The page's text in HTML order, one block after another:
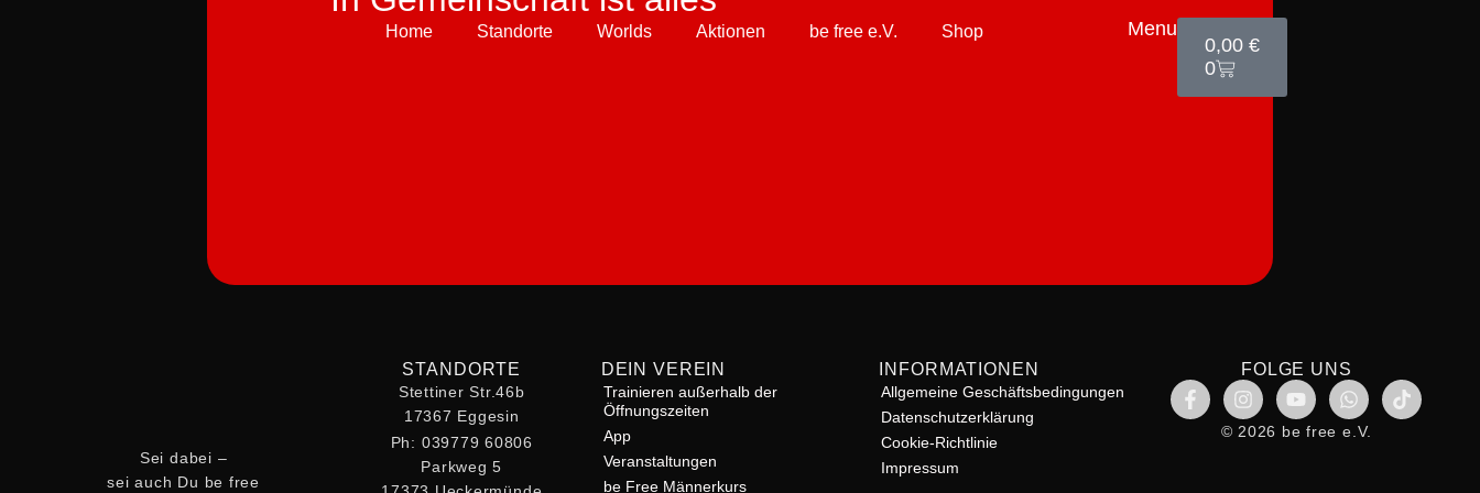
Home Standorte Worlds Aktionen be free e.V. Shop Menu
0,00€
0
Sei dabei –
sei auch Du be free
STANDORTE
Stettiner Str.46b
17367 Eggesin
Ph: 039779 60806
Parkweg 5
DEIN VEREIN
Trainieren außerhalb der
Öffnungszeiten
App
Veranstaltungen
be Free Männerkurs
INFORMATIONEN
Allgemeine Geschäftsbedingungen
Datenschutzerklärung
Cookie-Richtlinie
Impressum
FOLGE UNS
© 2026 be free e.V.